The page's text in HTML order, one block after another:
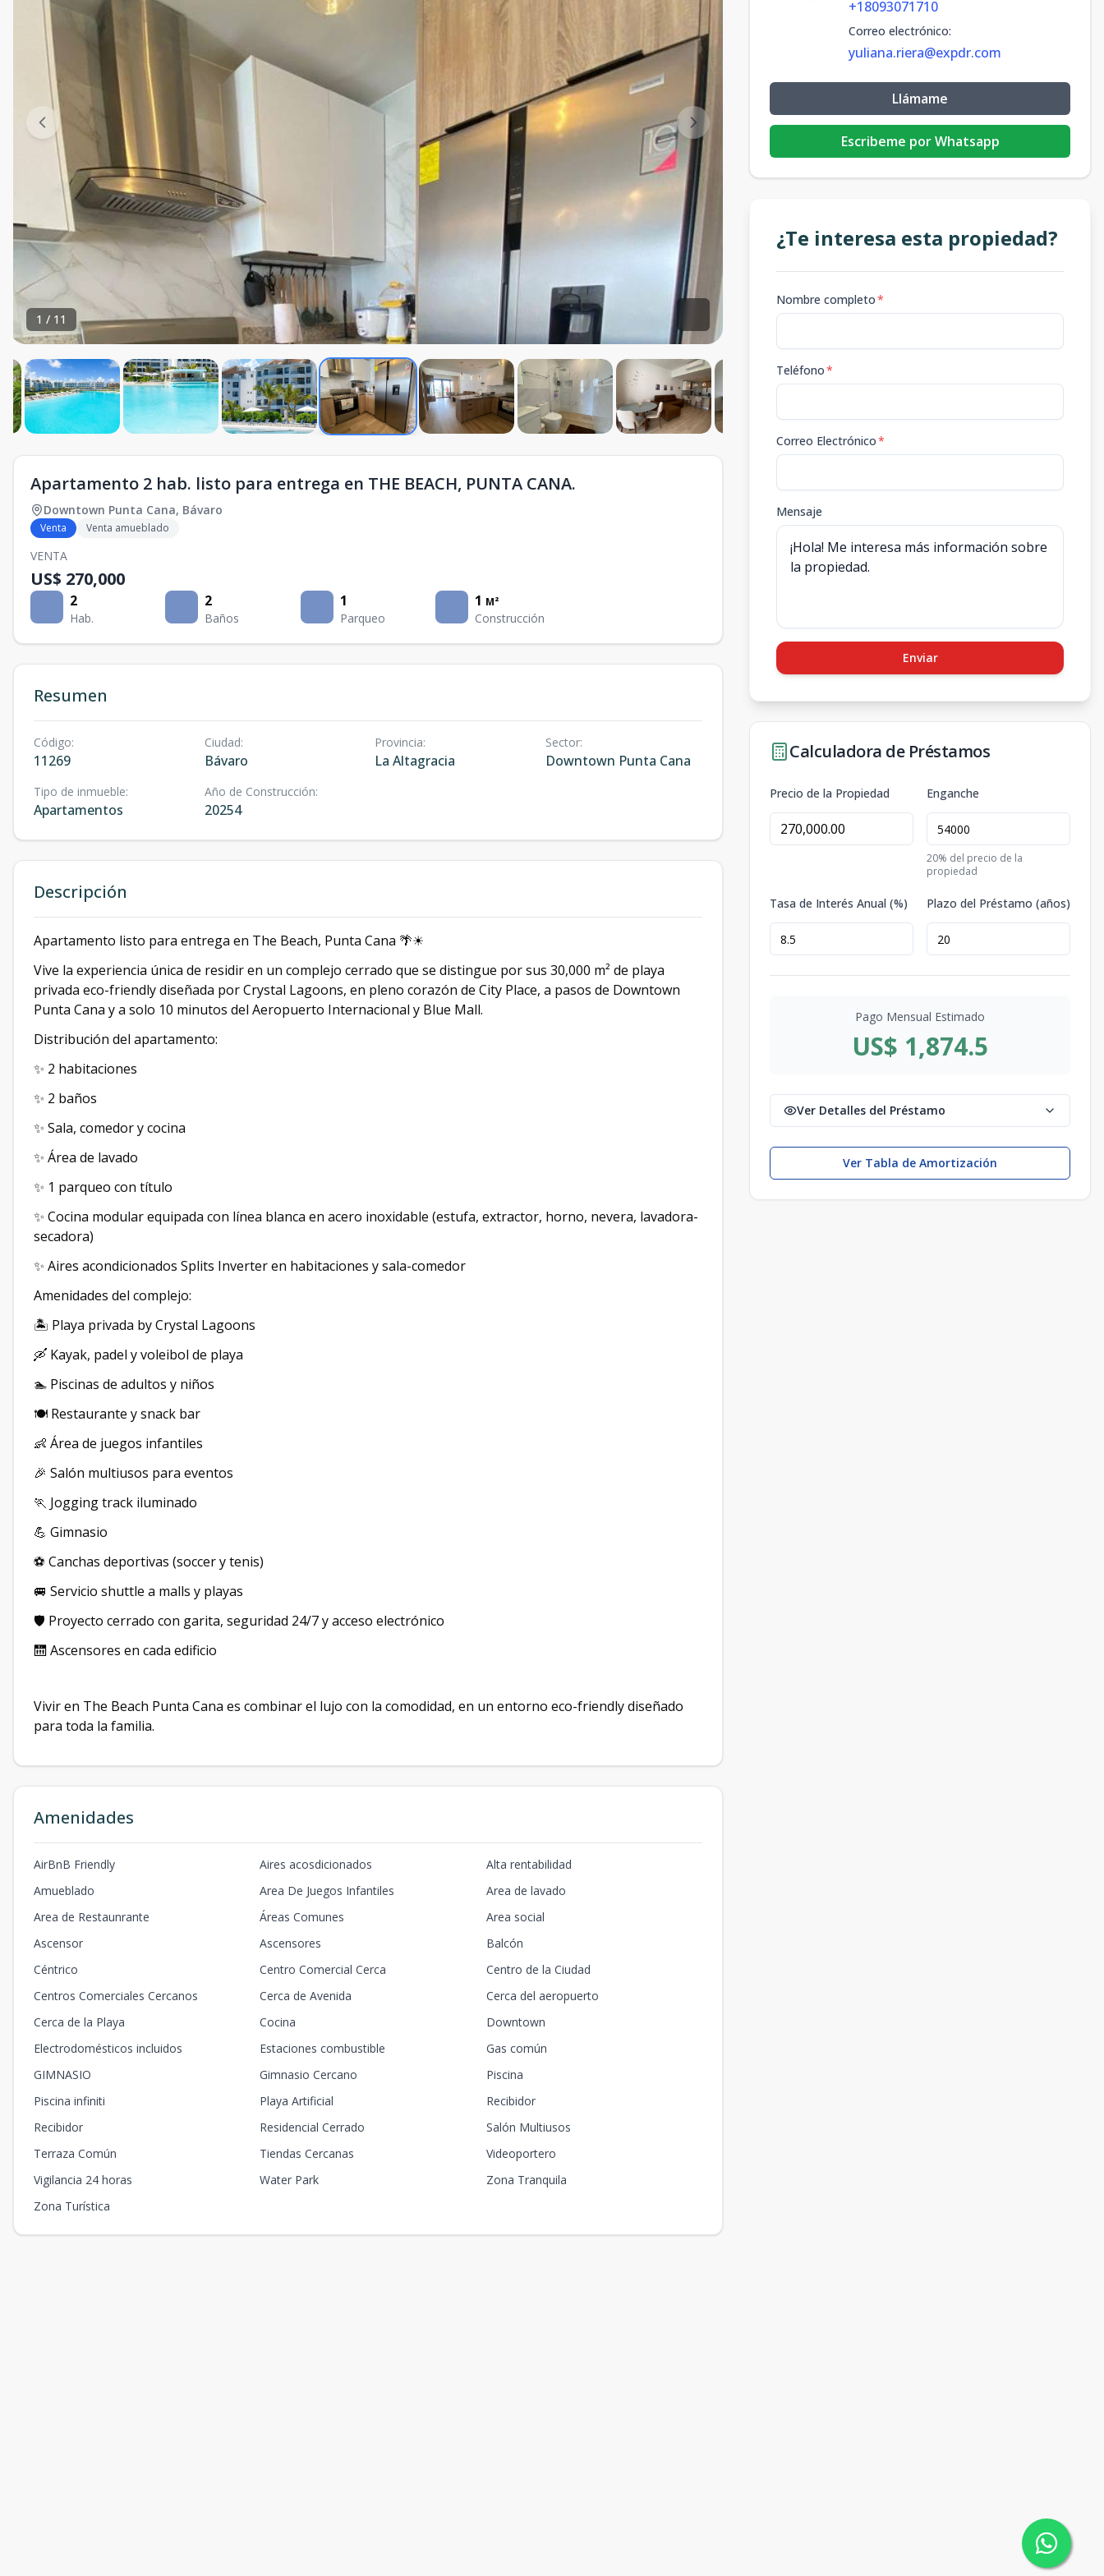
1 / 11
Apartamento 2 hab. listo para entrega en THE BEACH, PUNTA CANA.
Downtown Punta Cana, Bávaro
Venta Venta amueblado
VENTA
US$ 270,000
2
Hab.
2
Baños
1
Parqueo
1 M²
Construcción
Resumen
Código:
11269
Ciudad:
Bávaro
Provincia:
La Altagracia
Sector:
Downtown Punta Cana
Tipo de inmueble:
Apartamentos
Año de Construcción:
20254
Descripción
Apartamento listo para entrega en The Beach, Punta Cana 🌴☀
Vive la experiencia única de residir en un complejo cerrado que se distingue por sus 30,000 m² de playa
privada eco-friendly diseñada por Crystal Lagoons, en pleno corazón de City Place, a pasos de Downtown
Punta Cana y a solo 10 minutos del Aeropuerto Internacional y Blue Mall.
Distribución del apartamento:
✨ 2 habitaciones
✨ 2 baños
✨ Sala, comedor y cocina
✨ Área de lavado
✨ 1 parqueo con título
✨ Cocina modular equipada con línea blanca en acero inoxidable (estufa, extractor, horno, nevera, lavadora-
secadora)
✨ Aires acondicionados Splits Inverter en habitaciones y sala-comedor
Amenidades del complejo:
🏝 Playa privada by Crystal Lagoons
🛶 Kayak, padel y voleibol de playa
🏊 Piscinas de adultos y niños
🍽 Restaurante y snack bar
👶 Área de juegos infantiles
🎉 Salón multiusos para eventos
🏃 Jogging track iluminado
💪 Gimnasio
⚽ Canchas deportivas (soccer y tenis)
🚐 Servicio shuttle a malls y playas
🛡 Proyecto cerrado con garita, seguridad 24/7 y acceso electrónico
🛗 Ascensores en cada edificio
Vivir en The Beach Punta Cana es combinar el lujo con la comodidad, en un entorno eco-friendly diseñado
para toda la familia.
Amenidades
AirBnB Friendly Aires acosdicionados
Alta rentabilidad
Amueblado
Area De Juegos Infantiles
Area de lavado
Area de Restaunrante
Áreas Comunes
Area social
Ascensor
Ascensores
Balcón
Céntrico
Centro Comercial Cerca
Centro de la Ciudad
Centros Comerciales Cercanos
Cerca de Avenida
Cerca del aeropuerto
Cerca de la Playa
Cocina
Downtown
Electrodomésticos incluidos
Estaciones combustible
Gas común
GIMNASIO
Gimnasio Cercano
Piscina
Piscina infiniti
Playa Artificial
Recibidor
Recibidor
Residencial Cerrado
Salón Multiusos
Terraza Común
Tiendas Cercanas
Videoportero
Vigilancia 24 horas
Water Park
Zona Tranquila
Zona Turística
+18093071710
Correo electrónico:
yuliana.riera@expdr.com
Llámame
Escribeme por Whatsapp
¿Te interesa esta propiedad?
Nombre completo*
Teléfono*
Correo Electrónico*
Mensaje
Enviar
Calculadora de Préstamos
Precio de la Propiedad Enganche
20% del precio de la
propiedad
Tasa de Interés Anual (%) Plazo del Préstamo (años)
Pago Mensual Estimado
US$ 1,874.5
Ver Detalles del Préstamo
Ver Tabla de Amortización